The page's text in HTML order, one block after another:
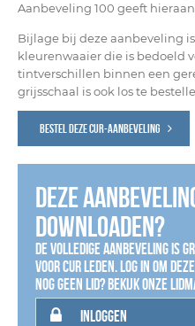
Aanbeveling 100 geeft
Bijlage bij deze aanbeveling
kleurenwaaier die is bedoeld
tintverschillen binnen een
grijsschaal is ook los te
Bestel deze CUR-aanbeveling
Deze
downloaden?
De volledige aanbeveling is
voor CUR leden. Log in om
Nog geen lid? Bekijk onze
inloggen